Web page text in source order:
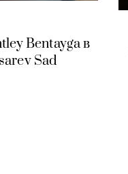
Bentayga в
Sad